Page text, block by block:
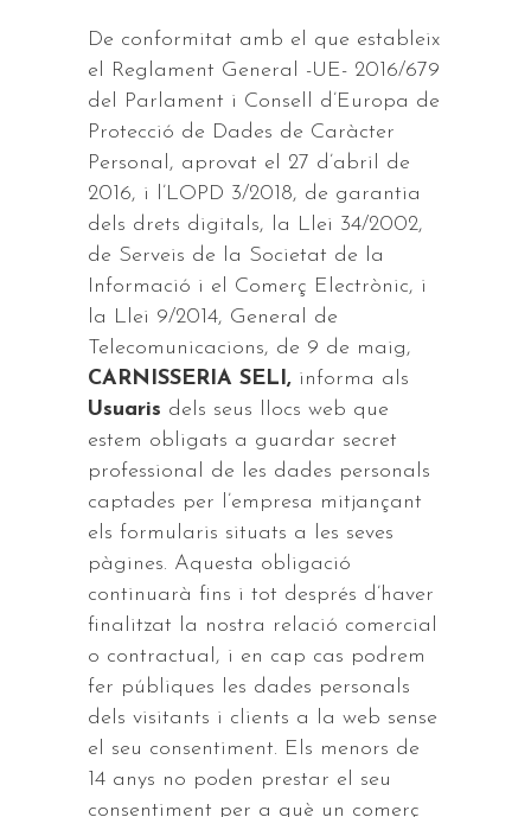
De conformitat amb el que estableix
el Reglament General -UE- 2016/679
del Parlament i Consell d’Europa de
Protecció de Dades de Caràcter
Personal, aprovat el 27 d’abril de
2016, i l’LOPD 3/2018, de garantia
dels drets digitals, la Llei 34/2002,
de Serveis de la Societat de la
Informació i el Comerç Electrònic, i
la Llei 9/2014, General de
Telecomunicacions, de 9 de maig,
CARNISSERIA SELI, informa als
Usuaris dels seus llocs web que
estem obligats a guardar secret
professional de les dades personals
captades per l’empresa mitjançant
els formularis situats a les seves
pàgines. Aquesta obligació
continuarà fins i tot després d’haver
finalitzat la nostra relació comercial
o contractual, i en cap cas podrem
fer públiques les dades personals
dels visitants i clients a la web sense
el seu consentiment. Els menors de
14 anys no poden prestar el seu
consentiment per a què un comerç